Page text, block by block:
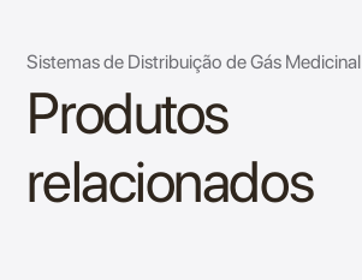
Sistemas de Distribuição de Gás Medicinal
Produtos
relacionados